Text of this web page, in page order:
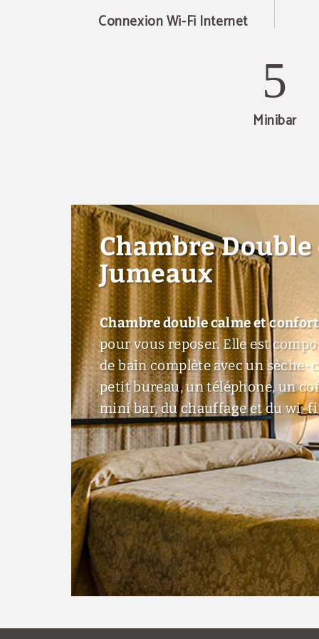
Connexion Wi-Fi Internet
Minibar
Chambre
Jumeaux
Chambre double calme et
pour vous reposer. Elle est
de bain complète avec un sèche-
petit bureau, un téléphone, un
mini bar, du chauffage et du wi-